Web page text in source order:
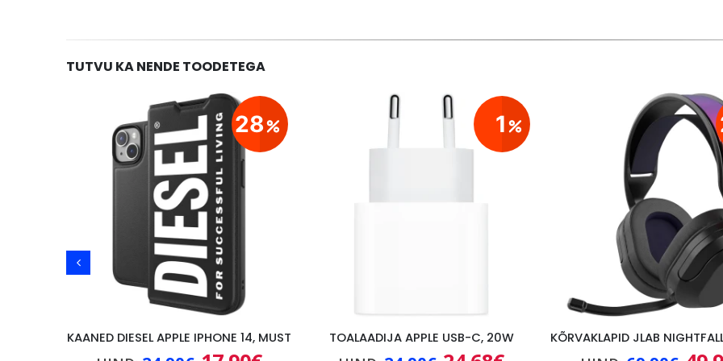
TUTVU KA NENDE TOODETEGA
28
KAANED DIESEL APPLE IPHONE 14, MUST
1
TOALAADIJA APPLE USB-C, 20W